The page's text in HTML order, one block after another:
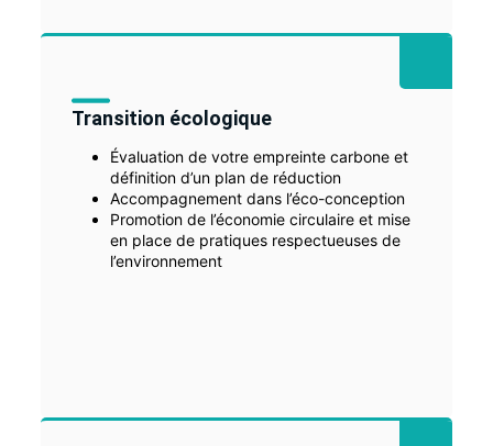
Transition écologique
Évaluation de votre empreinte carbone et
définition d’un plan de réduction
Accompagnement dans l’éco-conception
Promotion de l’économie circulaire et mise
en place de pratiques respectueuses de
l’environnement